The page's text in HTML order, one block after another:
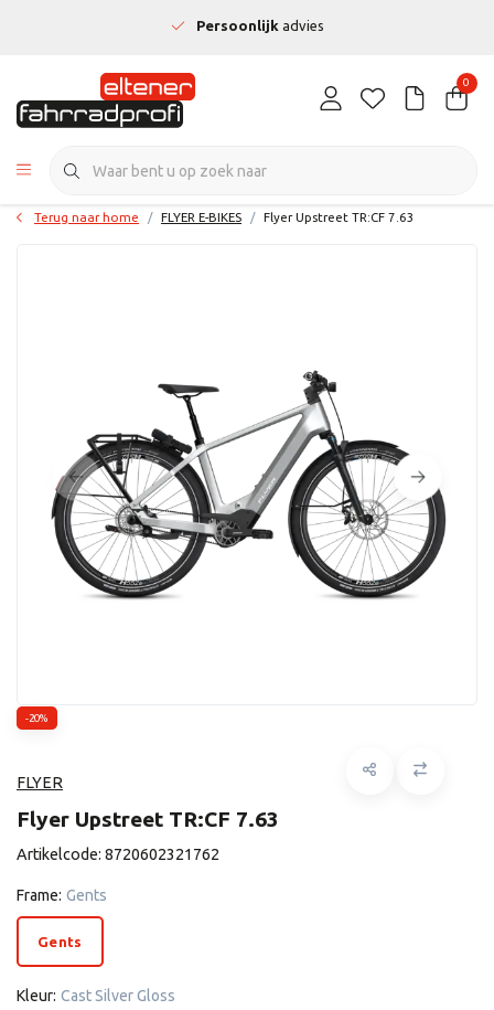
Persoonlijkadvies
0
Terug naar home FLYER E-BIKES Flyer Upstreet TR:CF 7.63
-20%
FLYER
Flyer Upstreet TR:CF 7.63
Artikelcode: 8720602321762
Frame: Gents
Gents
Kleur: Cast Silver Gloss